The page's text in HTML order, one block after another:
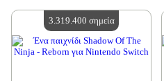
Διαθέσιμη ποσότητα:4
3.319.400 σημεία